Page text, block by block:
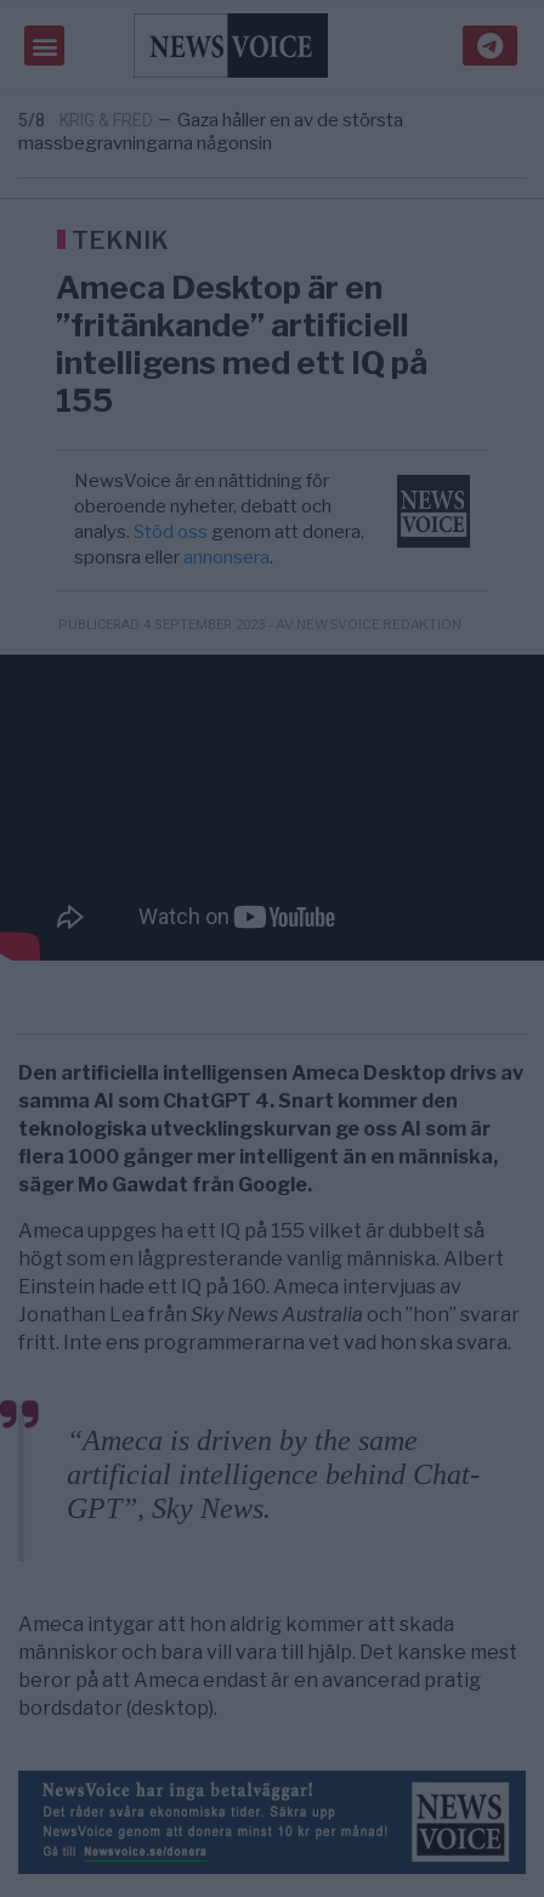
6/8 UNITED STATES
Tucker Carlson: ”It’s Time to Save
America” – Finally
—
Elsa Widding: Risken att dras in i krig borde
5/8 KRIG & FRED — Gaza håller en av de största
massbegravningarna någonsin
om amerikansk påverkan
America” – Finally
TEKNIK
Ameca Desktop är en
”fritänkande” artificiell
intelligens med ett IQ på
155
NewsVoice är en nättidning för
oberoende nyheter, debatt och
analys.Stöd oss genom att donera,
sponsra eller annonsera.
PUBLICERAD 4 SEPTEMBER 2023 - AV NEWSVOICE REDAKTION
Den artificiella intelligensen Ameca Desktop drivs av
samma AI som ChatGPT 4. Snart kommer den
teknologiska utvecklingskurvan ge oss AI som är
flera 1000 gånger mer intelligent än en människa,
säger Mo Gawdat från Google.
Ameca uppges ha ett IQ på 155 vilket är dubbelt så
högt som en lågpresterande vanlig människa. Albert
Einstein hade ett IQ på 160. Ameca intervjuas av
Jonathan Lea från Sky News Australia och ”hon” svarar
fritt. Inte ens programmerarna vet vad hon ska svara.
“Ameca is driven by the same
artificial intelligence behind Chat-
GPT”, Sky News.
Ameca intygar att hon aldrig kommer att skada
människor och bara vill vara till hjälp. Det kanske mest
beror på att Ameca endast är en avancerad pratig
bordsdator (desktop).